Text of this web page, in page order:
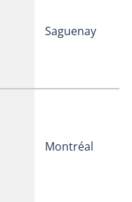
Saguenay
Montréal